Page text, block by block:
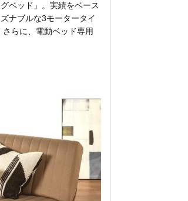
ベッド」。実績をベース
ナブルな3モータータイ
らに、電動ベッド専用